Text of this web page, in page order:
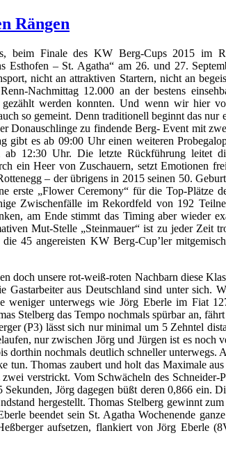
Rängen
beim Finale des KW Berg-Cups 2015 im
Esthofen – St. Agatha“ am 26. und 27.
nicht an attraktiven Startern, nicht an
Nachmittag 12.000 an der bestens
gezählt werden konnten. Und wenn wir hier
so gemeint. Denn traditionell beginnt das
Donauschlinge zu findende Berg- Event mit
gibt es ab 09:00 Uhr einen weiteren
ab 12:30 Uhr. Die letzte Rückführung leitet
ein Heer von Zuschauern, setzt Emotionen
– der übrigens in 2015 seinen 50.
erste „Flower Ceremony“ für die Top-Plätze
Zwischenfälle im Rekordfeld von 192
am Ende stimmt das Timing aber wieder
Mut-Stelle „Steinmauer“ ist zu jeder Zeit
45 angereisten KW Berg-Cup’ler
unsere rot-weiß-roten Nachbarn diese
aus Deutschland sind unter sich.
unterwegs wie Jörg Eberle im Fiat
Stelberg das Tempo nochmals spürbar an,
(P3) lässt sich nur minimal um 5 Zehntel
nur zwischen Jörg und Jürgen ist es
dorthin nochmals deutlich schneller unterwegs.
Thomas zaubert und holt das Maximale
verstrickt. Vom Schwächeln des Schneider-
Jörg dagegen büßt deren 0,866 ein.
hergestellt. Thomas Stelberg gewinnt
beendet sein St. Agatha Wochenende
aufsetzen, flankiert von Jörg Eberle